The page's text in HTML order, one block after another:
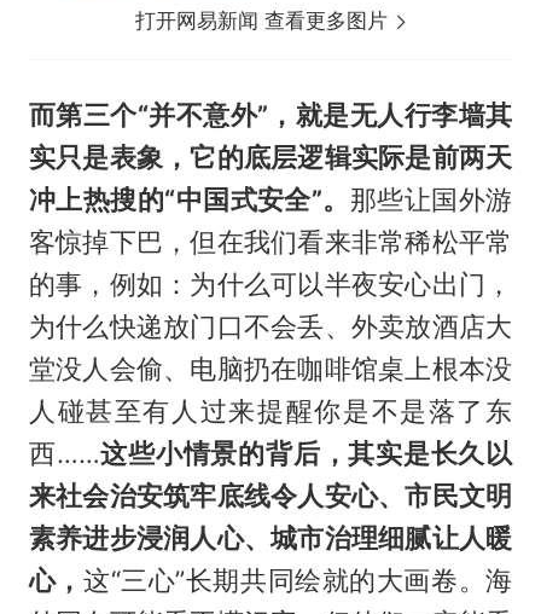
打开网易新闻 查看更多图片
而第三个“并不意外”，就是无人行李墙其
实只是表象，它的底层逻辑实际是前两天
冲上热搜的“中国式安全”。 那些让国外游
客惊掉下巴，但在我们看来非常稀松平常
的事，例如：为什么可以半夜安心出门，
为什么快递放门口不会丢、外卖放酒店大
堂没人会偷、电脑扔在咖啡馆桌上根本没
人碰甚至有人过来提醒你是不是落了东
西……这些小情景的背后，其实是长久以
来社会治安筑牢底线令人安心、市民文明
素养进步浸润人心、城市治理细腻让人暖
心，这“三心”长期共同绘就的大画卷。海